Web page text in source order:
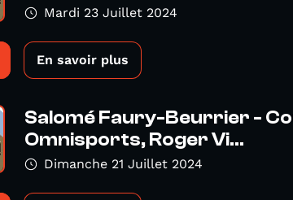
Mardi 23 Juillet 2024
En savoir plus
Salomé Faury-Beurrier -
Omnisports, Roger Vi...
Dimanche 21 Juillet 2024